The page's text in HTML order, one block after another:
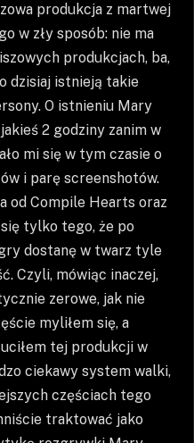
produkcja z martwej
w zły sposób: nie ma
produkcjach, ba,
dzisiaj istnieją takie
O istnieniu Mary
2 godziny zanim w
mi się w tym czasie o
i parę screenshotów.
od Compile Hearts oraz
się tylko tego, że po
dostanę w twarz tyle
Czyli, mówiąc inaczej,
zerowe, jak nie
myliłem się, a
tej produkcji w
ciekawy system walki,
częściach tego
traktować jako